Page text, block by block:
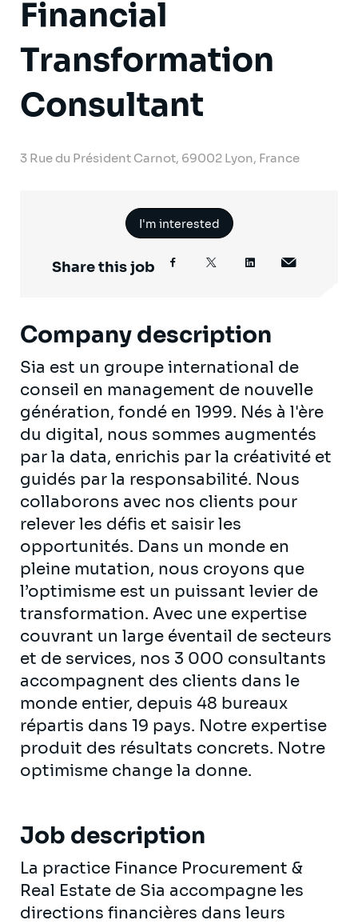
Financial
Transformation
Consultant
3 Rue du Président Carnot, 69002 Lyon, France
I'm interested
Share this job
Company description
Sia est un groupe international de
conseil en management de nouvelle
génération, fondé en 1999. Nés à l'ère
du digital, nous sommes augmentés
par la data, enrichis par la créativité et
guidés par la responsabilité. Nous
collaborons avec nos clients pour
relever les défis et saisir les
opportunités. Dans un monde en
pleine mutation, nous croyons que
l’optimisme est un puissant levier de
transformation. Avec une expertise
couvrant un large éventail de secteurs
et de services, nos 3 000 consultants
accompagnent des clients dans le
monde entier, depuis 48 bureaux
répartis dans 19 pays. Notre expertise
produit des résultats concrets. Notre
optimisme change la donne.
Job description
La practice Finance Procurement &
Real Estate de Sia accompagne les
directions financières dans leurs